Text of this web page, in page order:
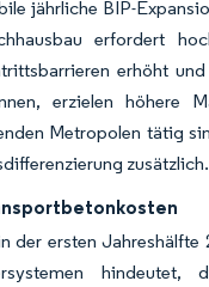
jährliche BIP-
erfordert
erhöht
erzielen höhere
Metropolen tätig
zusätzlich.
ersten Jahreshälfte
hindeutet,